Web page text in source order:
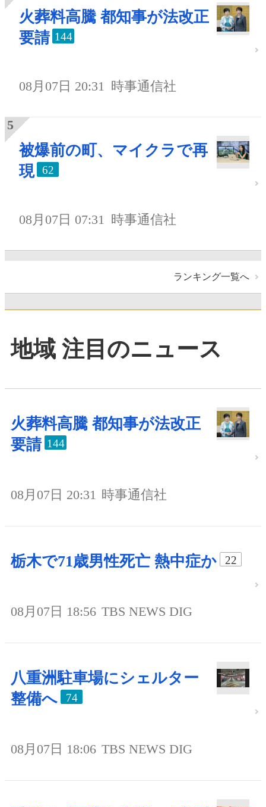
火葬料高騰 都知事が法改正
要請 144
08月07日 20:31 時事通信社
被爆前の町、マイクラで再
現
62
08月07日 07:31 時事通信社
ランキング一覧へ
地域 注目のニュース
火葬料高騰 都知事が法改正
要請 144
08月07日 20:31 時事通信社
栃木で71歳男性死亡 熱中症か 22
08月07日 18:56 TBS NEWS DIG
八重洲駐車場にシェルター
整備へ
74
08月07日 18:06 TBS NEWS DIG